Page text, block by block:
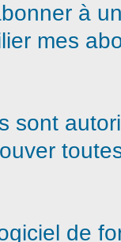
à
mes
sont
de